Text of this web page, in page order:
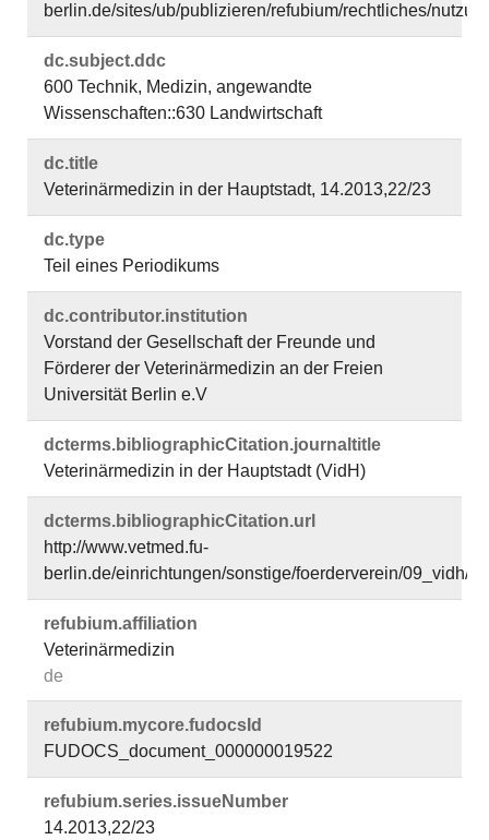
berlin.de/sites/ub/publizieren/refubium/rechtliches/
dc.​subject.​ddc
600 Technik, Medizin, angewandte
Wissenschaften::630 Landwirtschaft
dc.​title
Veterinärmedizin in der Hauptstadt, 14.2013,22/23
dc.​type
Teil eines Periodikums
dc.​contributor.​institution
Vorstand der Gesellschaft der Freunde und
Förderer der Veterinärmedizin an der Freien
Universität Berlin e.V
dcterms.​bibliographicCitation.​journaltitle
Veterinärmedizin in der Hauptstadt (VidH)
dcterms.​bibliographicCitation.​url
http://www.vetmed.fu-
berlin.de/einrichtungen/sonstige/foerderverein/09_vidh/
refubium.​affiliation
Veterinärmedizin
de
refubium.​mycore.​fudocsId
FUDOCS_document_000000019522
refubium.​series.​issueNumber
14.2013,22/23